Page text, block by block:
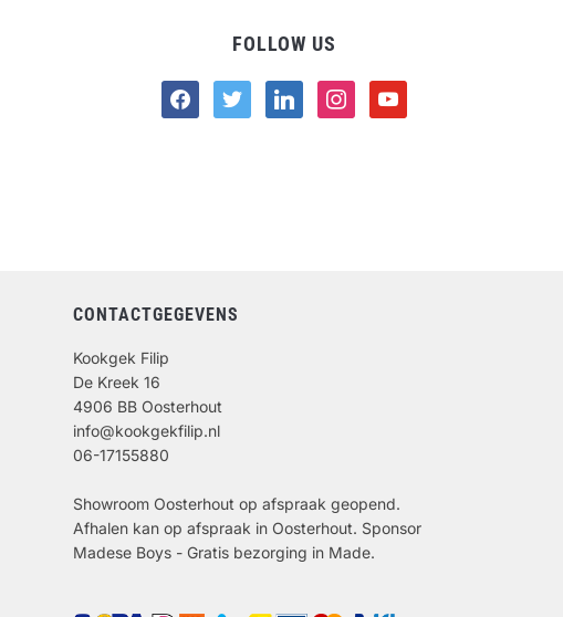
FOLLOW US
facebooktwitter linkedininstagramyoutube
CONTACTGEGEVENS
Kookgek Filip
De Kreek 16
4906 BB Oosterhout
info@kookgekfilip.nl
06-17155880
Showroom Oosterhout op afspraak geopend.
Afhalen kan op afspraak in Oosterhout. Sponsor
Madese Boys - Gratis bezorging in Made.